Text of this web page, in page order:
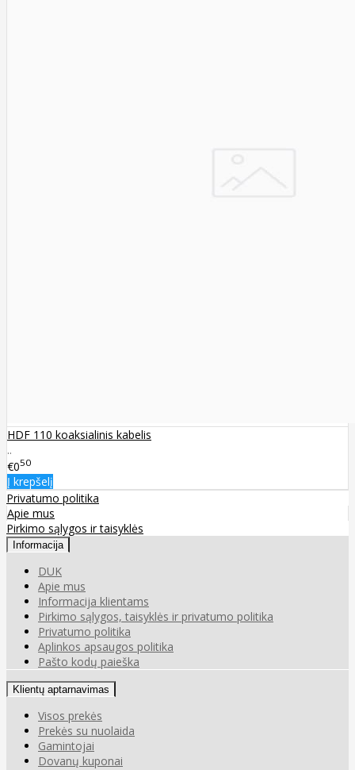
HDF 110 koaksialinis kabelis
..
€050
Į krepšelį
Privatumo politika
Apie mus
Pirkimo sąlygos ir taisyklės
Informacija
DUK
Apie mus
Informacija klientams
Pirkimo sąlygos, taisyklės ir privatumo politika
Privatumo politika
Aplinkos apsaugos politika
Pašto kodų paieška
Klientų aptarnavimas
Visos prekės
Prekės su nuolaida
Gamintojai
Dovanų kuponai